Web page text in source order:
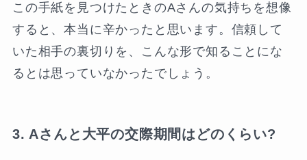
この手紙を見つけたときのAさんの気持ちを想像
すると、本当に辛かったと思います。信頼して
いた相手の裏切りを、こんな形で知ることにな
るとは思っていなかったでしょう。
3. Aさんと大平の交際期間はどのくらい?